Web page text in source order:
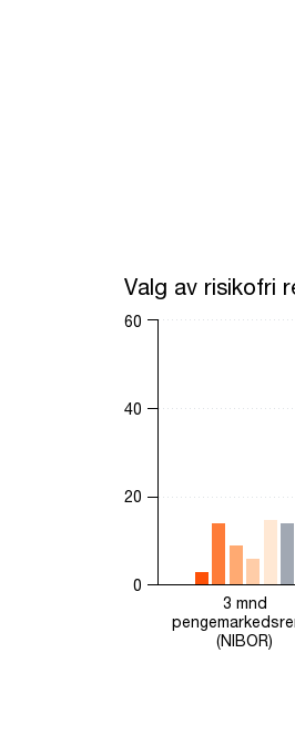
Valg av risikofri rente
Bar chart with 6 data
Valg av risikofri
3 mnd
(NIBOR)
0
20
40
60